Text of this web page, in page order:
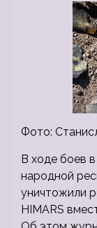
Фото:
В ходе боев
народной
уничтожили
HIMARS